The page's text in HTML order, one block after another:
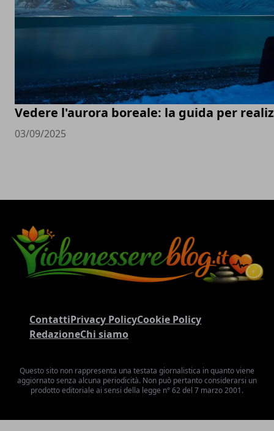
Vedere l'aurora boreale: la guida per
03/09/2025
ContattiPrivacy PolicyCookie Policy
RedazioneChi siamo
Questo sito non rappresenta una testata giornalistica in quanto viene
aggiornato senza alcuna periodicità. Non può pertanto considerarsi un
prodotto editoriale ai sensi della legge n° 62 del 7 marzo 2001.